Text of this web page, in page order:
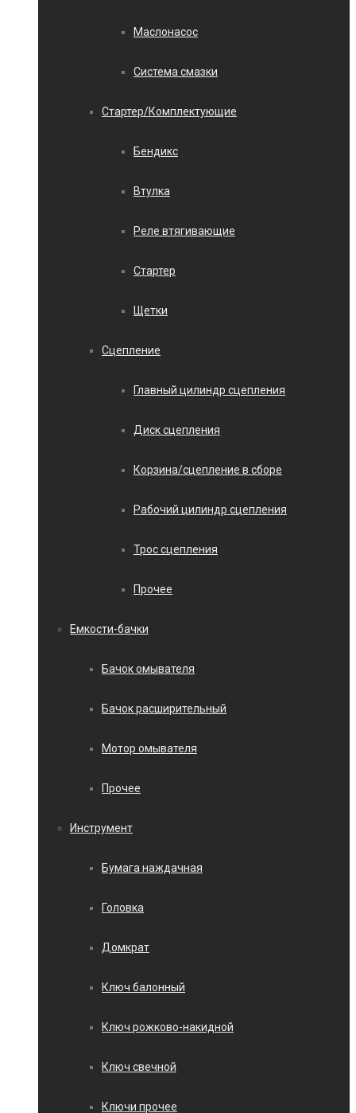
Маслонасос
Система смазки
Стартер/Комплектующие
Бендикс
Втулка
Реле втягивающие
Стартер
Щетки
Сцепление
Главный цилиндр сцепления
Диск сцепления
Корзина/сцепление в сборе
Рабочий цилиндр сцепления
Трос сцепления
Прочее
Емкости-бачки
Бачок омывателя
Бачок расширительный
Мотор омывателя
Прочее
Инструмент
Бумага наждачная
Головка
Домкрат
Ключ балонный
Ключ рожково-накидной
Ключ свечной
Ключи прочее